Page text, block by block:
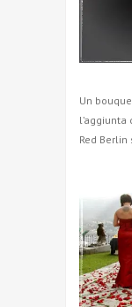
Un
Red